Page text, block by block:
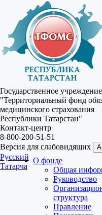
Государственное учреждение
"Территориальный фонд
медицинского страхования
Республики Татарстан"
Контакт-центр
8-800-200-51-51
Версия для слабовидящих
Русский
Татарча
О фонде
Общая
Руководство
структура
Правление